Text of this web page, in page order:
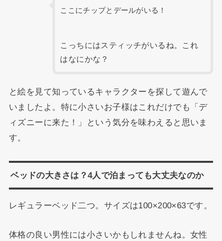
ここにチップとデールがいる！
こっちにはスティッチがいるね。これ
はなにかな？
と絵を見て知っているキャラクターを探して遊んで
いましたよ。特に小さいお子様はこれだけでも「デ
ィズニーに来た！」という気分を味わえると思いま
す。
ベッドの大きさは？4人で泊まっても大丈夫なのか
レギュラーベッド二つ。サイズは100×200×63です。
体格の良い男性には小さいかもしれませんね。女性